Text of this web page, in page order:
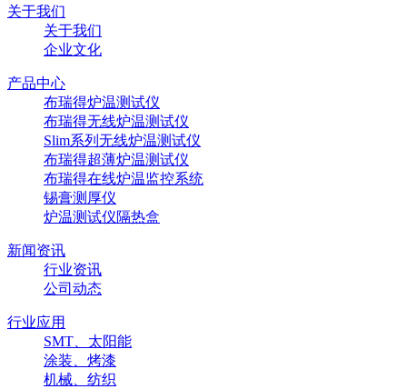
关于我们
关于我们
企业文化
产品中心
布瑞得炉温测试仪
布瑞得无线炉温测试仪
Slim系列无线炉温测试仪
布瑞得超薄炉温测试仪
布瑞得在线炉温监控系统
锡膏测厚仪
炉温测试仪隔热盒
新闻资讯
行业资讯
公司动态
行业应用
SMT、太阳能
涂装、烤漆
机械、纺织